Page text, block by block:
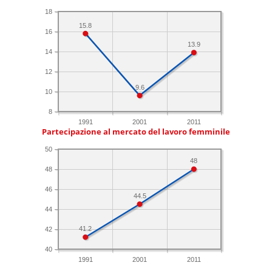
1991 2001 2011
8
10
12
14
16
18
13.9
9.6
15.8
Partecipazione al mercato del lavoro femminile
1991 2001 2011
40
42
44
46
48
50
48
44.5
41.2